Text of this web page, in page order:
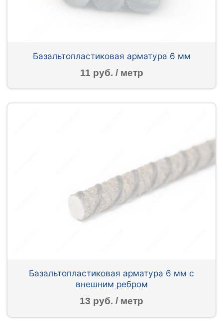
Базальтопластиковая арматура 6 мм
11 руб. / метр
Базальтопластиковая арматура 6 мм с
внешним ребром
13 руб. / метр